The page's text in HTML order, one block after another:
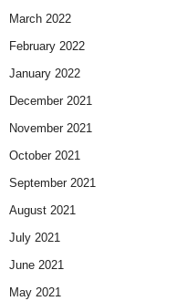
March 2022
February 2022
January 2022
December 2021
November 2021
October 2021
September 2021
August 2021
July 2021
June 2021
May 2021